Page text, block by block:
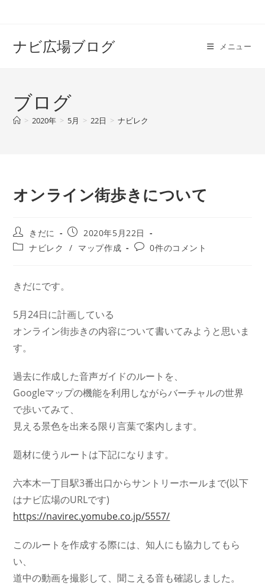
ナビ広場ブログ メニュー
ブログ
> 2020年 > 5月 > 22日 > ナビレク
オンライン街歩きについて
投
稿
者:
きだに
投
稿
公
2020年5月22日
投
テ
ゴ
ー:
ナビレク / マップ作成
投
0件のコメント
きだにです。
5月24日に計画している
オンライン街歩きの内容について書いてみようと思いま
す。
過去に作成した音声ガイドのルートを、
Googleマップの機能を利用しながらバーチャルの世界
で歩いてみて、
見える景色を出来る限り言葉で案内します。
題材に使うルートは下記になります。
六本木一丁目駅3番出口からサントリーホールまで(以下
はナビ広場のURLです)
https://navirec.yomube.co.jp/5557/
このルートを作成する際には、知人にも協力してもら
い、
道中の動画を撮影して、聞こえる音も確認しました。